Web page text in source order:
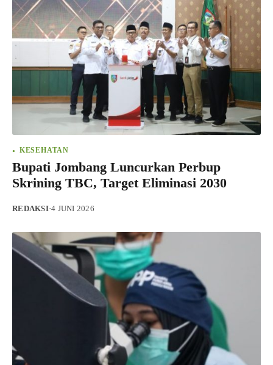
KESEHATAN
Bupati Jombang Luncurkan Perbup
Skrining TBC, Target Eliminasi 2030
REDAKSI·4 JUNI 2026